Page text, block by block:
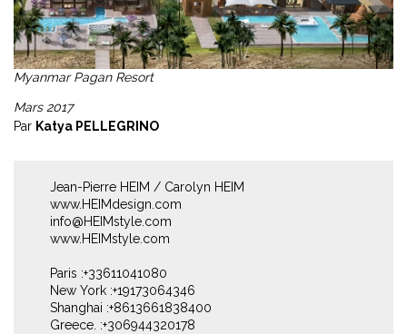
Myanmar Pagan Resort
Mars 2017
Par Katya PELLEGRINO
Jean-Pierre HEIM / Carolyn HEIM
www.HEIMdesign.com
info@HEIMstyle.com
www.HEIMstyle.com
Paris :+33611041080
New York :+19173064346
Shanghai :+8613661838400
Greece. :+306944320178